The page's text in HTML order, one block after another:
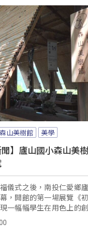
森山美樹館 美學
聞】廬山國小森山美
儀式之後，南投仁愛鄉
，開館的第一場展覽《
一幅幅學生在用色上的創
在藝術方面的天分。